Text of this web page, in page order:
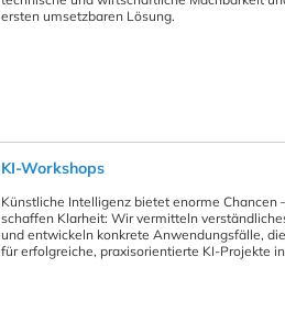
ersten umsetzbaren Lösung.
KI-Workshops
Künstliche Intelligenz bietet enorme Chancen
schaffen Klarheit: Wir vermitteln
und entwickeln konkrete Anwendungsfälle,
für erfolgreiche, praxisorientierte KI-Projekte